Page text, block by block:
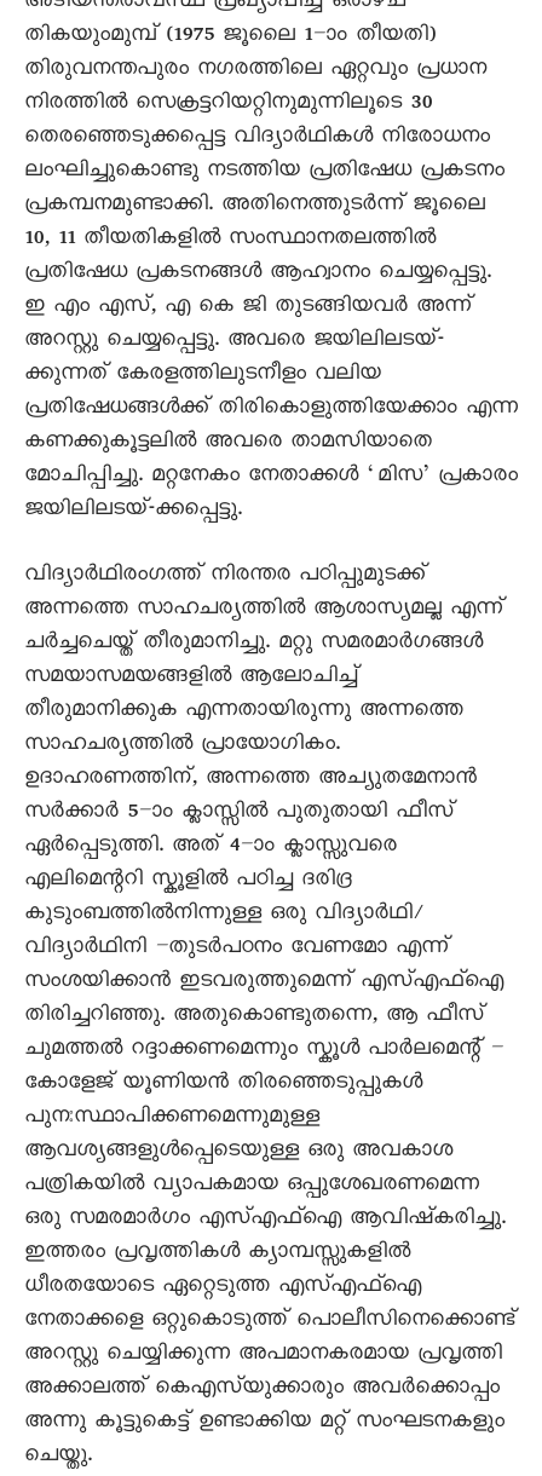
തികയുംമുമ്പ് (1975 ജൂലെെ 1–ാം തീയതി)
തിരുവനന്തപുരം നഗരത്തിലെ ഏറ്റവും പ്രധാന
നിരത്തിൽ സെക്രട്ടറിയറ്റിനുമുന്നിലൂടെ 30
തെരഞ്ഞെടുക്കപ്പെട്ട വിദ്യാർഥികൾ നിരോധനം
ലംഘിച്ചുകൊണ്ടു നടത്തിയ പ്രതിഷേധ പ്രകടനം
പ്രകമ്പനമുണ്ടാക്കി. അതിനെത്തുടർന്ന് ജൂലെെ
10, 11 തീയതികളിൽ സംസ്ഥാനതലത്തിൽ
പ്രതിഷേധ പ്രകടനങ്ങൾ ആഹ്വാനം ചെയ്യപ്പെട്ടു.
ഇ എം എസ്, എ കെ ജി തുടങ്ങിയവർ അന്ന്
അറസ്റ്റു ചെയ്യപ്പെട്ടു. അവരെ ജയിലിലടയ്-
ക്കുന്നത് കേരളത്തിലുടനീളം വലിയ
പ്രതിഷേധങ്ങൾക്ക് തിരികൊളുത്തിയേക്കാം എന്ന
കണക്കുകൂട്ടലിൽ അവരെ താമസിയാതെ
മോചിപ്പിച്ചു. മറ്റനേകം നേതാക്കൾ ‘മിസ’ പ്രകാരം
ജയിലിലടയ്-ക്കപ്പെട്ടു.
വിദ്യാർഥിരംഗത്ത് നിരന്തര പഠിപ്പുമുടക്ക്
അന്നത്തെ സാഹചര്യത്തിൽ ആശാസ്യമല്ല എന്ന്
ചർച്ചചെയ്ത് തീരുമാനിച്ചു. മറ്റു സമരമാർഗങ്ങൾ
സമയാസമയങ്ങളിൽ ആലോചിച്ച്
തീരുമാനിക്കുക എന്നതായിരുന്നു അന്നത്തെ
സാഹചര്യത്തിൽ പ്രായോഗികം.
ഉദാഹരണത്തിന്, അന്നത്തെ അച്യുതമേനാൻ
സർക്കാർ 5–ാം ക്ലാസ്സിൽ പുതുതായി ഫീസ്
ഏർപ്പെടുത്തി. അത് 4–ാം ക്ലാസ്സുവരെ
എലിമെന്ററി സ്കൂളിൽ പഠിച്ച ദരിദ്ര
കുടുംബത്തിൽനിന്നുള്ള ഒരു വിദ്യാർഥി/
വിദ്യാർഥിനി –തുടർപഠനം വേണമോ എന്ന്
സംശയിക്കാൻ ഇടവരുത്തുമെന്ന് എസ്എഫ്ഐ
തിരിച്ചറിഞ്ഞു. അതുകൊണ്ടുതന്നെ, ആ ഫീസ്
ചുമത്തൽ റദ്ദാക്കണമെന്നും സ്കൂൾ പാർലമെന്റ് –
കോളേജ് യൂണിയൻ തിരഞ്ഞെടുപ്പുകൾ
പുനഃസ്ഥാപിക്കണമെന്നുമുള്ള
ആവശ്യങ്ങളുൾപ്പെടെയുള്ള ഒരു അവകാശ
പത്രികയിൽ വ്യാപകമായ ഒപ്പുശേഖരണമെന്ന
ഒരു സമരമാർഗം എസ്എഫ്ഐ ആവിഷ്കരിച്ചു.
ഇത്തരം പ്രവൃത്തികൾ ക്യാമ്പസ്സുകളിൽ
ധീരതയോടെ ഏറ്റെടുത്ത എസ്എഫ്ഐ
നേതാക്കളെ ഒറ്റുകൊടുത്ത് പൊലീസിനെക്കൊണ്ട്
അറസ്റ്റു ചെയ്യിക്കുന്ന അപമാനകരമായ പ്രവൃത്തി
അക്കാലത്ത് കെഎസ്‌യുക്കാരും അവർക്കൊപ്പം
അന്നു കൂട്ടുകെട്ട് ഉണ്ടാക്കിയ മറ്റ് സംഘടനകളും
ചെയ്തു.